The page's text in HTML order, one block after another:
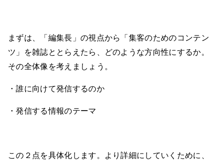
まずは、「編集長」の視点から「集客のためのコンテン
ツ」を雑誌ととらえたら、どのような方向性にするか。
その全体像を考えましょう。
・誰に向けて発信するのか
・発信する情報のテーマ
この２点を具体化します。より詳細にしていくために、